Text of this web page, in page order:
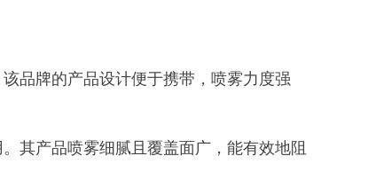
品牌的产品设计便于携带，喷雾力度强
其产品喷雾细腻且覆盖面广，能有效地阻